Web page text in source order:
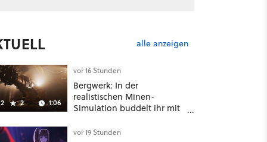
alle anzeigen
2 1:06
vor 16 Stunden
Bergwerk: In der
realistischen Minen-
Simulation buddelt ihr mit
möglichst vorsichtig Kohle
vor 19 Stunden